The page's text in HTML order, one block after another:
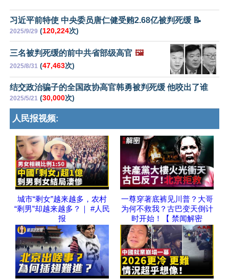
习近平前特使 中央委员唐仁健受贿2.68亿被判死缓 📝
2025/9/29 (120,224次)
三名被判死缓的前中共省部级高官 🖼️
2025/8/31 (47,463次)
结交政治骗子的全国政协高官韩勇被判死缓 他咬出了谁
2025/5/21 (30,000次)
人民报视频:
城市“剩女”越来越多，农村
“剩男”却越来越多？｜ #人民
报
一尊穿著底裤见川普？大哥
为何不救我？古巴变天倒计
时开始！【 禁闻解密